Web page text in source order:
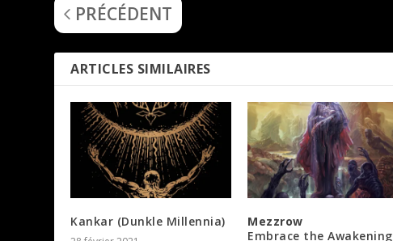
PRÉCÉDENT
ARTICLES SIMILAIRES
Kankar (Dunkle Millennia)
Mezzrow
Embrace the Awakening